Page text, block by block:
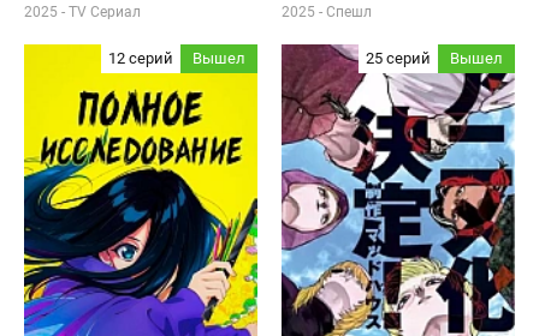
2025 - TV Сериал 2025 - Спешл
12 серий Вышел 25 серий Вышел